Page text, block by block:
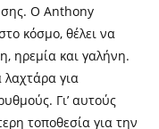
Ο Anthony
κόσμο, θέλει να
ηρεμία και γαλήνη.
λαχτάρα για
Γι’ αυτούς
τοποθεσία για την